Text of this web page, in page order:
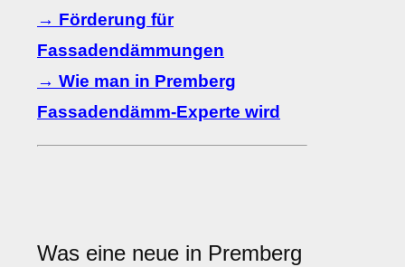
→ Förderung für
Fassadendämmungen
→ Wie man in Premberg
Fassadendämm-Experte wird
Was eine neue in Premberg